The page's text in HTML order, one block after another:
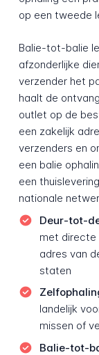
op een tweede
Balie-tot-balie
afzonderlijke
verzender het
haalt de
outlet op de
een zakelijk
verzenders en
een balie
een
nationale
Deur-tot-
met directe
adres van
staten
landelijk
missen of
Balie-tot-